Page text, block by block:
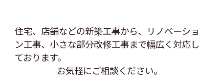
住宅、店舗などの新築工事から、リノベーショ
ン工事、 小さな部分改修工事まで幅広く対応し
ております。
お気軽にご相談ください。